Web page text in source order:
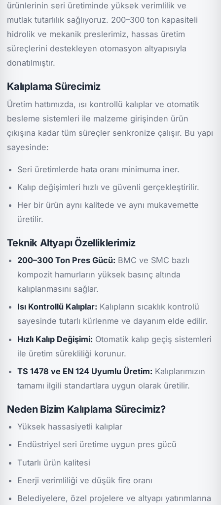
ürünlerinin seri üretiminde yüksek verimlilik ve
mutlak tutarlılık sağlıyoruz. 200–300 ton kapasiteli
hidrolik ve mekanik preslerimiz, hassas üretim
süreçlerini destekleyen otomasyon altyapısıyla
donatılmıştır.
Kalıplama Sürecimiz
Üretim hattımızda, ısı kontrollü kalıplar ve otomatik
besleme sistemleri ile malzeme girişinden ürün
çıkışına kadar tüm süreçler senkronize çalışır. Bu yapı
sayesinde:
Seri üretimlerde hata oranı minimuma iner.
Kalıp değişimleri hızlı ve güvenli gerçekleştirilir.
Her bir ürün aynı kalitede ve aynı mukavemette
üretilir.
Teknik Altyapı Özelliklerimiz
200–300 Ton Pres Gücü: BMC ve SMC bazlı
kompozit hamurların yüksek basınç altında
kalıplanmasını sağlar.
Isı Kontrollü Kalıplar: Kalıpların sıcaklık kontrolü
sayesinde tutarlı kürlenme ve dayanım elde edilir.
Hızlı Kalıp Değişimi: Otomatik kalıp geçiş sistemleri
ile üretim sürekliliği korunur.
TS 1478 ve EN 124 Uyumlu Üretim: Kalıplarımızın
tamamı ilgili standartlara uygun olarak üretilir.
Neden Bizim Kalıplama Sürecimiz?
Yüksek hassasiyetli kalıplar
Endüstriyel seri üretime uygun pres gücü
Tutarlı ürün kalitesi
Enerji verimliliği ve düşük fire oranı
Belediyelere, özel projelere ve altyapı yatırımlarına